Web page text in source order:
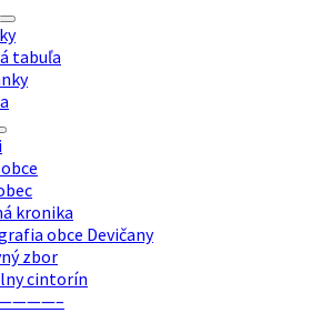
tabuľa
kronika
obce Devičany
zbor
cintorín